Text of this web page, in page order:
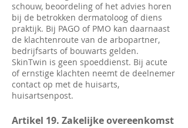
schouw, beoordeling of het advies horen
bij de betrokken dermatoloog of diens
praktijk. Bij PAGO of PMO kan daarnaast
de klachtenroute van de arbopartner,
bedrijfsarts of bouwarts gelden.
SkinTwin is geen spoeddienst. Bij acute
of ernstige klachten neemt de deelnemer
contact op met de huisarts,
huisartsenpost.
Artikel 19. Zakelijke overeenkomst